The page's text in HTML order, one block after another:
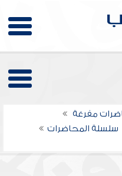
مفرغة
سلسلة المحاضرات